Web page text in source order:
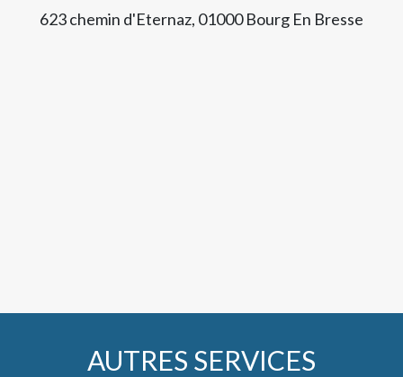
623 chemin d'Eternaz, 01000 Bourg En Bresse
AUTRES SERVICES